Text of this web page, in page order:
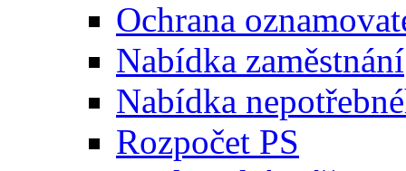
Ochrana
Nabídka zaměstnání
Nabídka
Rozpočet PS